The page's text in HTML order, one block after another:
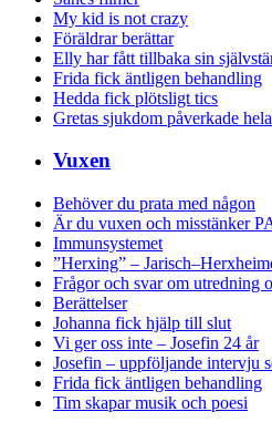
My kid is not crazy
Föräldrar berättar
Elly har fått tillbaka sin
Frida fick äntligen behandling
Hedda fick plötsligt tics
Gretas sjukdom påverkade
Vuxen
Behöver du prata med någon
Är du vuxen och misstänker
Immunsystemet
”Herxing” –
Frågor och svar om utredning
Berättelser
Johanna fick hjälp till slut
Vi ger oss inte – Josefin 24 år
Josefin – uppföljande intervju
Frida fick äntligen behandling
Tim skapar musik och poesi